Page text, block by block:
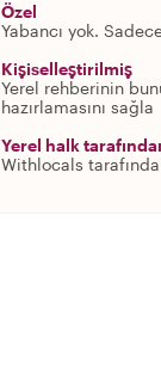
Özel
Yabancı yok.
Kişiselleştirilmiş
Yerel rehberinin
hazırlamasını sağla
Yerel halk
Withlocals